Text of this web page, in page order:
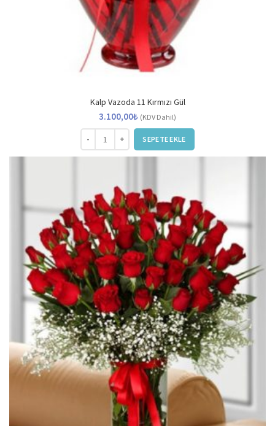
Kalp Vazoda 11 Kırmızı Gül
3.100,00₺ (KDV Dahil)
Kalp Vazoda 11 Kırmızı Gül adet
SEPETE EKLE